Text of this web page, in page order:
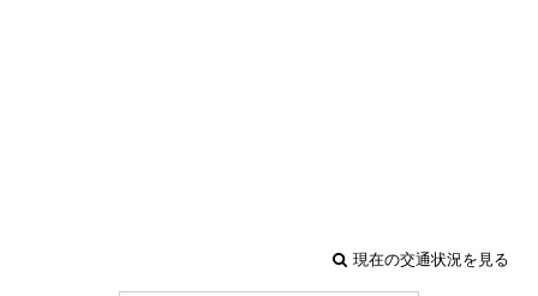
現在の交通状況を見る